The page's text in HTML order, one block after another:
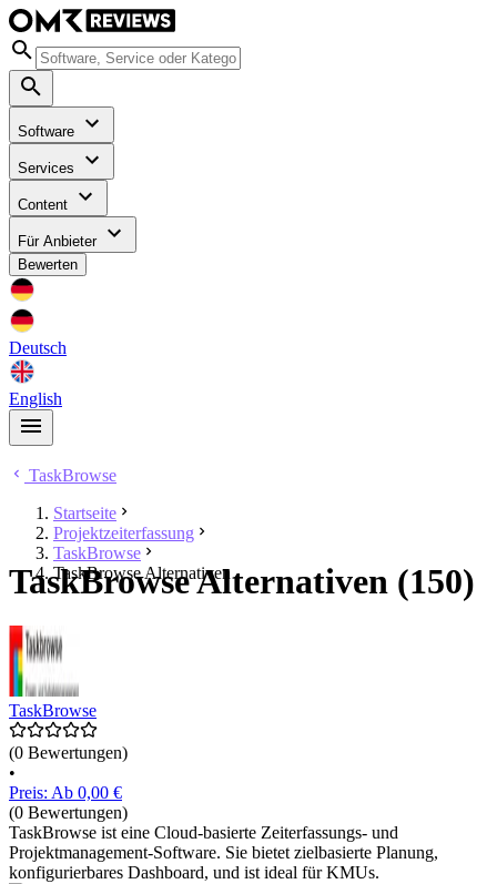
Software
Services
Content
Für Anbieter
Bewerten
Deutsch
English
TaskBrowse
Startseite
Projektzeiterfassung
TaskBrowse
TaskBrowse Alternativen
TaskBrowse Alternativen (150)
TaskBrowse
(0 Bewertungen)
•
Preis: Ab 0,00 €
(0 Bewertungen)
TaskBrowse ist eine Cloud-basierte Zeiterfassungs- und
Projektmanagement-Software. Sie bietet zielbasierte Planung,
konfigurierbares Dashboard, und ist ideal für KMUs.